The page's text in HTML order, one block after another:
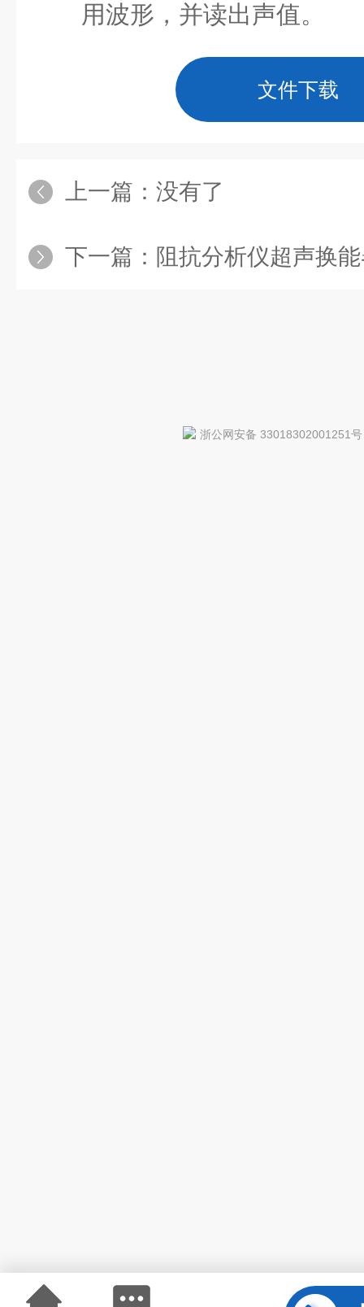
用波形，并读出声值。
文件下载
上一篇：没有了
下一篇： 阻抗分析仪超声换
浙公网安备 33018302001251号